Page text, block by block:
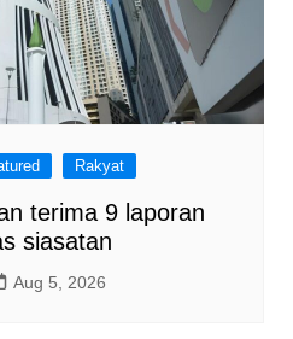
Rakyat
terima 9 laporan
siasatan
Aug 5, 2026